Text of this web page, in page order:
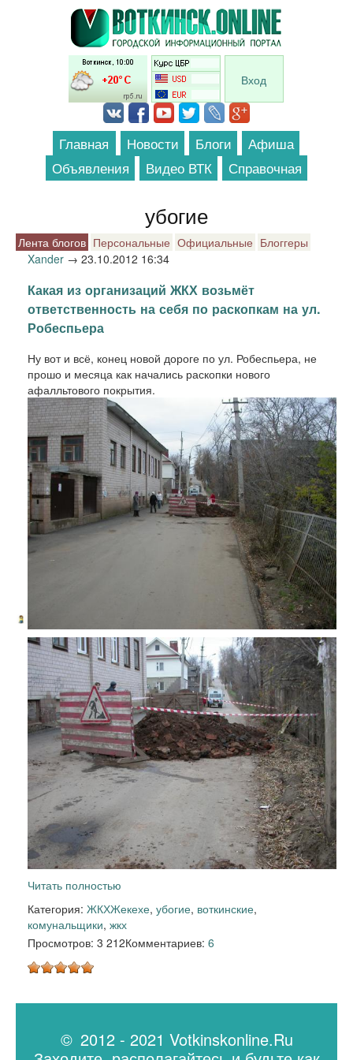
Перейти к основному содержанию
Вход
Главная Новости Блоги
Афиша
Объявления
Видео ВТК Справочная
убогие
Лента блогов Персональные Официальные Блоггеры
Xander → 23.10.2012 16:34
Какая из организаций ЖКХ возьмёт
ответственность на себя по раскопкам на ул.
Робеспьера
Ну вот и всё, конец новой дороге по ул. Робеспьера, не
прошо и месяца как начались раскопки нового
афалльтового покрытия.
Читать полностью
Категория: ЖКХЖекехе, убогие, воткинские,
комунальщики, жкх
Просмотров: 3 212Комментариев: 6
© 2012 - 2021 Votkinskonline.Ru